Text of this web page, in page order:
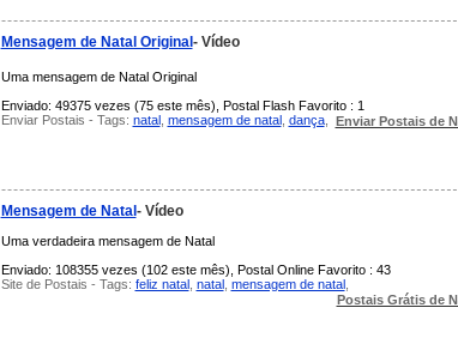
Mensagem de Natal Original - Vídeo
Uma mensagem de Natal Original
Enviado: 49375 vezes (75 este mês), Postal Flash Favorito : 1
Enviar Postais - Tags: natal, mensagem de natal, dança, Enviar Postais de
Mensagem de Natal - Vídeo
Uma verdadeira mensagem de Natal
Enviado: 108355 vezes (102 este mês), Postal Online Favorito : 43
Site de Postais - Tags: feliz natal, natal, mensagem de natal,
Postais Grátis de